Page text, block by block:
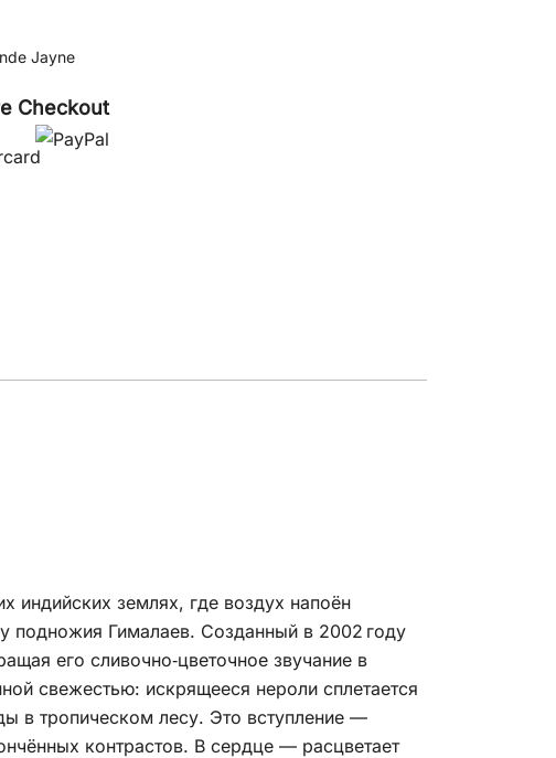
Jayne
Checkout
землях, где воздух напоён
подножия Гималаев. Созданный в 2002 году
его сливочно‑цветочное звучание в
свежестью: искрящееся нероли сплетается
в тропическом лесу. Это вступление —
контрастов. В сердце — расцветает